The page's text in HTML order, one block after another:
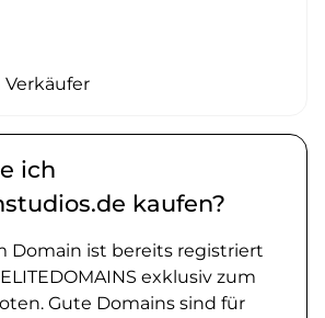
Verkäufer
ich
kaufen?
Domain ist bereits registriert
exklusiv zum
Gute Domains sind für